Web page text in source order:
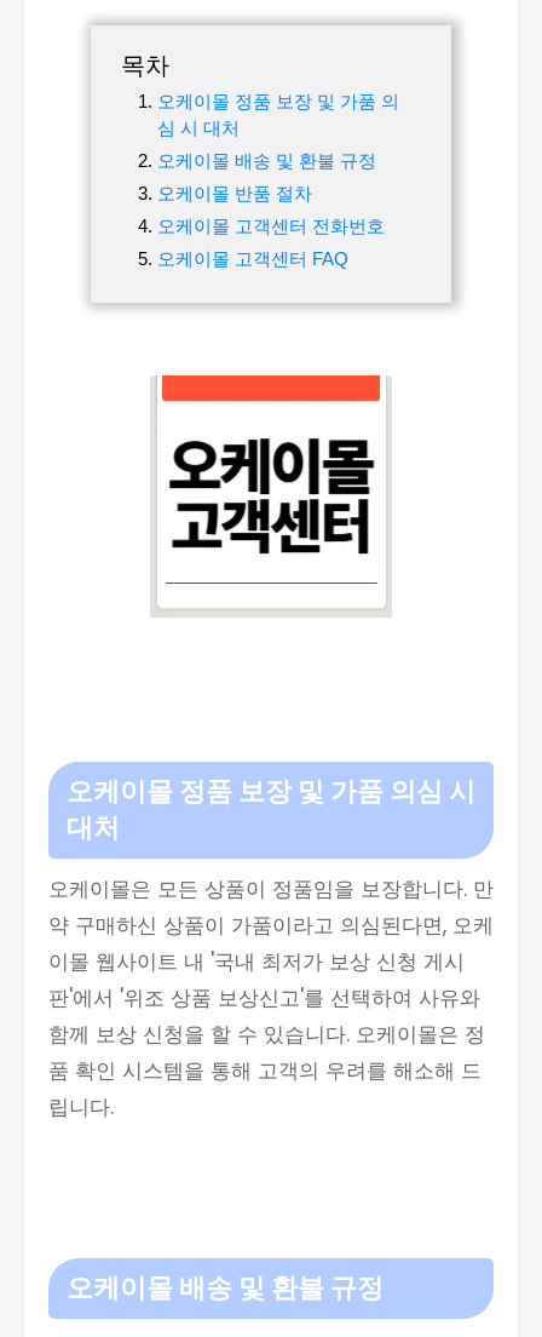
목차
오케이몰 정품 보장 및 가품 의
심 시 대처
오케이몰 배송 및 환불 규정
오케이몰 반품 절차
오케이몰 고객센터 전화번호
오케이몰 고객센터 FAQ
오케이몰 정품 보장 및 가품 의심 시
대처
오케이몰은 모든 상품이 정품임을 보장합니다. 만
약 구매하신 상품이 가품이라고 의심된다면, 오케
이몰 웹사이트 내 '국내 최저가 보상 신청 게시
판'에서 '위조 상품 보상신고'를 선택하여 사유와
함께 보상 신청을 할 수 있습니다. 오케이몰은 정
품 확인 시스템을 통해 고객의 우려를 해소해 드
립니다.
오케이몰 배송 및 환불 규정